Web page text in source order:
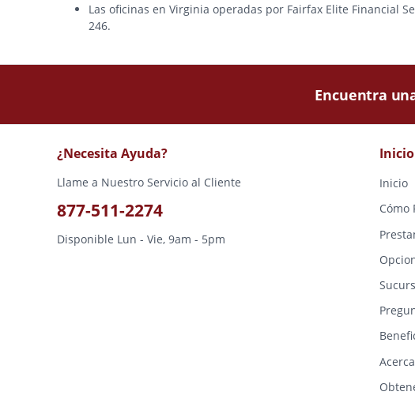
Las oficinas en Virginia operadas por Fairfax Elite Financial
246.
Encuentra
¿Necesita Ayuda?
Llame a Nuestro Servicio al Cliente
877-511-2274
Disponible Lun - Vie, 9am - 5pm
Inicio
Inicio
Cómo